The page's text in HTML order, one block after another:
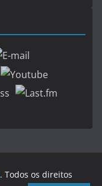
. Todos os direitos